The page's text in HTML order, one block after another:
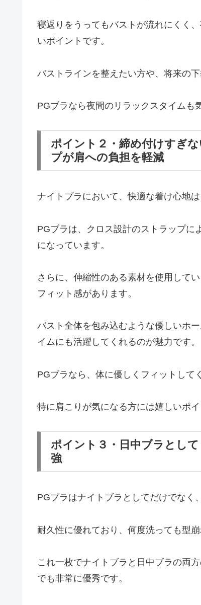
寝返りをうってもバストが流れにくく
いポイントです。
バストラインを整えたい方や、将来の
PGブラなら夜間のリラックスタイムも
ポイント２・締め付けすぎ
プが肩への負担を軽減
ナイトブラにおいて、快適な着け心地は
PGブラは、クロス設計のストラップに
になっています。
さらに、伸縮性のある素材を使用して
フィット感があります。
バスト全体を包み込むような優しいホ
イムにも活躍してくれるのが魅力です。
PGブラなら、体に優しくフィットして
特に肩こりが気になる方には嬉しいポイ
ポイント３・日中ブラとし
強
PGブラはナイトブラとしてだけでなく
耐久性に優れており、何度洗っても型
これ一枚でナイトブラと日中ブラの両
でも非常に優秀です。